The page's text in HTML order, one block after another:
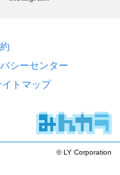
シーセンター
イトマップ
© LY Corporation